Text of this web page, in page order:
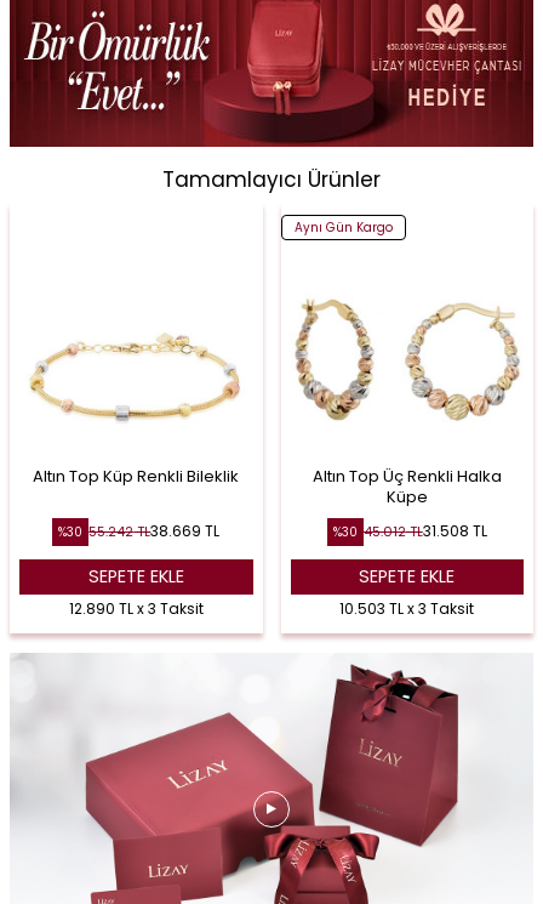
Tamamlayıcı Ürünler
Altın Top Küp Renkli Bileklik
%30 55.242TL38.669 TL
SEPETE EKLE
12.890 TL x 3 Taksit
Aynı Gün Kargo
Altın Top Üç Renkli Halka
Küpe
%30 45.012TL31.508 TL
SEPETE EKLE
10.503 TL x 3 Taksit